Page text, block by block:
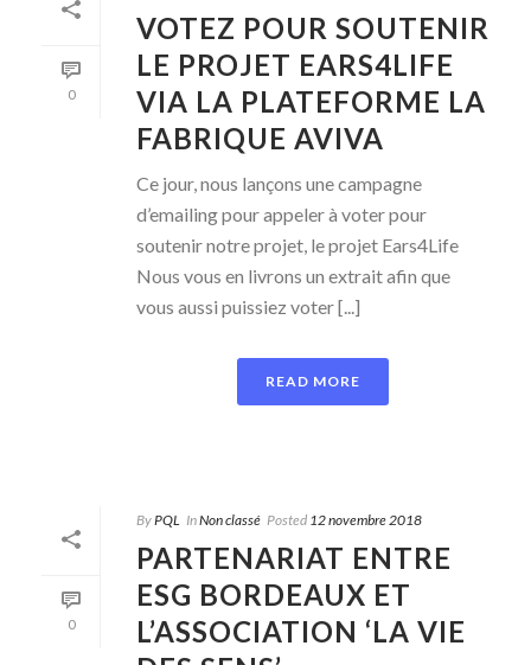
0
VOTEZ POUR SOUTENIR
LE PROJET EARS4LIFE
VIA LA PLATEFORME LA
FABRIQUE AVIVA
Ce jour, nous lançons une campagne
d’emailing pour appeler à voter pour
soutenir notre projet, le projet Ears4Life
Nous vous en livrons un extrait afin que
vous aussi puissiez voter [...]
READ MORE
0
ByPQL InNon classé Posted 12 novembre 2018
PARTENARIAT ENTRE
ESG BORDEAUX ET
L’ASSOCIATION ‘LA VIE